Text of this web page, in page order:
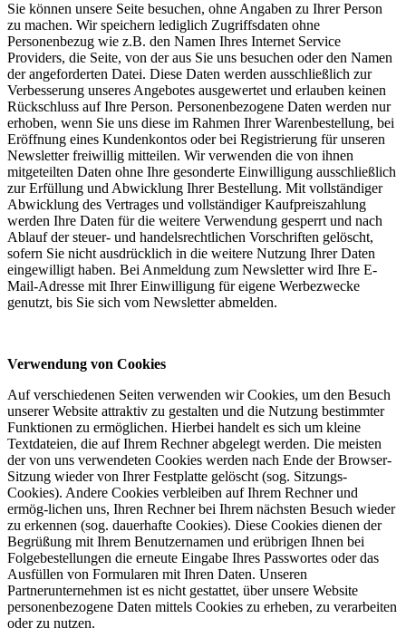
Sie können unsere Seite besuchen, ohne Angaben zu Ihrer Person
zu machen. Wir speichern lediglich Zugriffsdaten ohne
Personenbezug wie z.B. den Namen Ihres Internet Service
Providers, die Seite, von der aus Sie uns besuchen oder den Namen
der angeforderten Datei. Diese Daten werden ausschließlich zur
Verbesserung unseres Angebotes ausgewertet und erlauben keinen
Rückschluss auf Ihre Person. Personenbezogene Daten werden nur
erhoben, wenn Sie uns diese im Rahmen Ihrer Warenbestellung, bei
Eröffnung eines Kundenkontos oder bei Registrierung für unseren
Newsletter freiwillig mitteilen. Wir verwenden die von ihnen
mitgeteilten Daten ohne Ihre gesonderte Einwilligung ausschließlich
zur Erfüllung und Abwicklung Ihrer Bestellung. Mit vollständiger
Abwicklung des Vertrages und vollständiger Kaufpreiszahlung
werden Ihre Daten für die weitere Verwendung gesperrt und nach
Ablauf der steuer- und handelsrechtlichen Vorschriften gelöscht,
sofern Sie nicht ausdrücklich in die weitere Nutzung Ihrer Daten
eingewilligt haben. Bei Anmeldung zum Newsletter wird Ihre E-
Mail-Adresse mit Ihrer Einwilligung für eigene Werbezwecke
genutzt, bis Sie sich vom Newsletter abmelden.
Verwendung von Cookies
Auf verschiedenen Seiten verwenden wir Cookies, um den Besuch
unserer Website attraktiv zu gestalten und die Nutzung bestimmter
Funktionen zu ermöglichen. Hierbei handelt es sich um kleine
Textdateien, die auf Ihrem Rechner abgelegt werden. Die meisten
der von uns verwendeten Cookies werden nach Ende der Browser-
Sitzung wieder von Ihrer Festplatte gelöscht (sog. Sitzungs-
Cookies). Andere Cookies verbleiben auf Ihrem Rechner und
ermög-lichen uns, Ihren Rechner bei Ihrem nächsten Besuch wieder
zu erkennen (sog. dauerhafte Cookies). Diese Cookies dienen der
Begrüßung mit Ihrem Benutzernamen und erübrigen Ihnen bei
Folgebestellungen die erneute Eingabe Ihres Passwortes oder das
Ausfüllen von Formularen mit Ihren Daten. Unseren
Partnerunternehmen ist es nicht gestattet, über unsere Website
personenbezogene Daten mittels Cookies zu erheben, zu verarbeiten
oder zu nutzen.